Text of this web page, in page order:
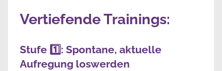
Vertiefende Trainings:
Stufe 1️⃣: Spontane, aktuelle
Aufregung loswerden